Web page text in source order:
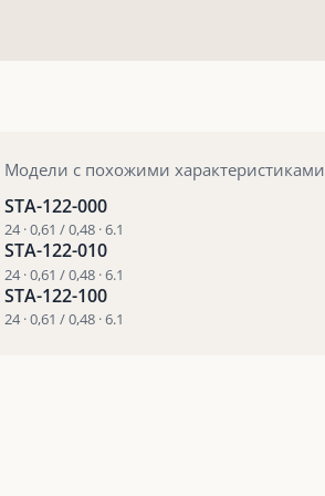
Модели с похожими характеристиками
STA-122-000
24 · 0,61 / 0,48 · 6.1
STA-122-010
24 · 0,61 / 0,48 · 6.1
STA-122-100
24 · 0,61 / 0,48 · 6.1